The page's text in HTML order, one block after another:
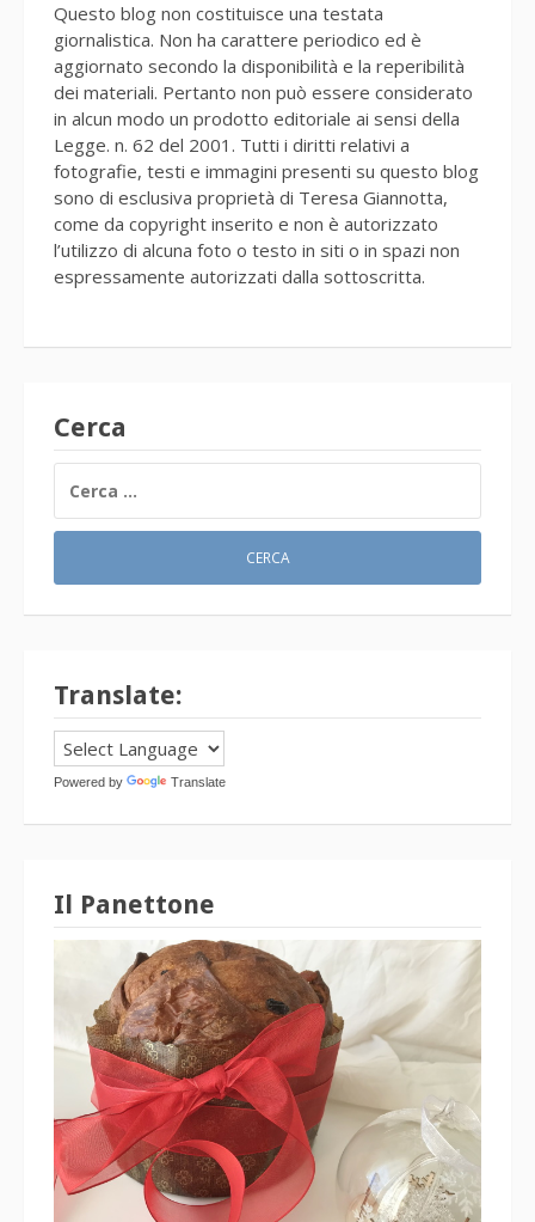
Questo blog non costituisce una testata
giornalistica. Non ha carattere periodico ed è
aggiornato secondo la disponibilità e la reperibilità
dei materiali. Pertanto non può essere considerato
in alcun modo un prodotto editoriale ai sensi della
Legge. n. 62 del 2001. Tutti i diritti relativi a
fotografie, testi e immagini presenti su questo blog
sono di esclusiva proprietà di Teresa Giannotta,
come da copyright inserito e non è autorizzato
l’utilizzo di alcuna foto o testo in siti o in spazi non
espressamente autorizzati dalla sottoscritta.
Cerca
PER:
Translate:
Powered by Translate
Il Panettone